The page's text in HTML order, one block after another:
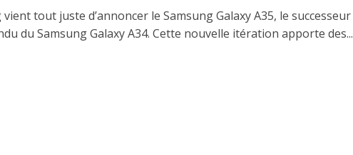
vient tout juste d’annoncer le Samsung Galaxy A35, le successeur
du Samsung Galaxy A34. Cette nouvelle itération apporte des...